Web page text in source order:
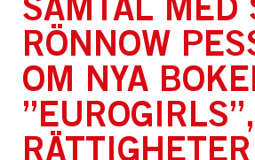
RÖNNOW
OM NYA
”EUROGIRLS”,